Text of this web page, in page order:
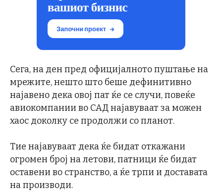
Сега, на ден пред официјалното пуштање на
мрежите, нешто што беше дефинитивно
најавено дека овој пат ќе се случи, повеќе
авиокомпании во САД најавуваат за можен
хаос доколку се продолжи со планот.
Тие најавуваат дека ќе бидат откажани
огромен број на летови, патници ќе бидат
оставени во странство, а ќе трпи и доставата
на производи.